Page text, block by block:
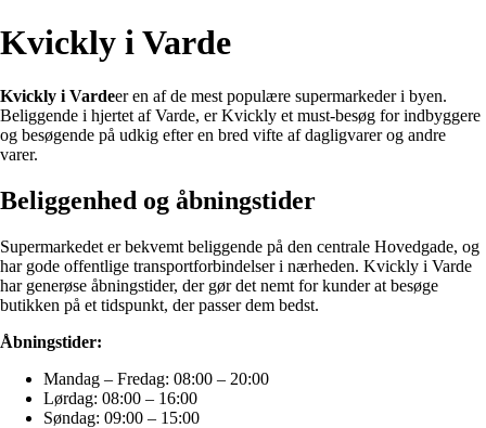
Kvickly i Varde
Kvickly i Vardeer en af de mest populære supermarkeder i byen.
Beliggende i hjertet af Varde, er Kvickly et must-besøg for indbyggere
og besøgende på udkig efter en bred vifte af dagligvarer og andre
varer.
Beliggenhed og åbningstider
Supermarkedet er bekvemt beliggende på den centrale Hovedgade, og
har gode offentlige transportforbindelser i nærheden. Kvickly i Varde
har generøse åbningstider, der gør det nemt for kunder at besøge
butikken på et tidspunkt, der passer dem bedst.
Åbningstider:
Mandag – Fredag: 08:00 – 20:00
Lørdag: 08:00 – 16:00
Søndag: 09:00 – 15:00